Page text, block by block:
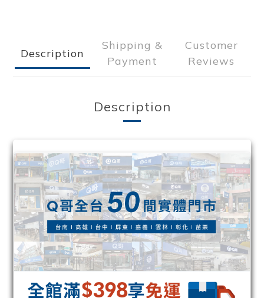
Description
Shipping &
Payment
Customer
Reviews
Description